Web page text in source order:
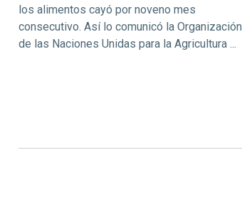
los alimentos cayó por noveno mes
consecutivo. Así lo comunicó la Organización
de las Naciones Unidas para la Agricultura ...